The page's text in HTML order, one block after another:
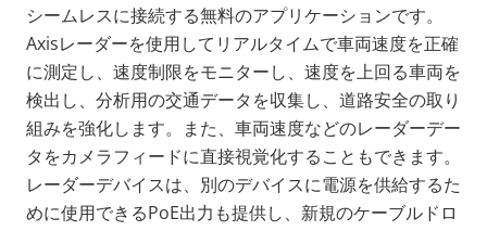
シームレスに接続する無料のアプリケーションです。
Axisレーダーを使用してリアルタイムで車両速度を正確
に測定し、速度制限をモニターし、速度を上回る車両を
検出し、分析用の交通データを収集し、道路安全の取り
組みを強化します。また、車両速度などのレーダーデー
タをカメラフィードに直接視覚化することもできます。
レーダーデバイスは、別のデバイスに電源を供給するた
めに使用できるPoE出力も提供し、新規のケーブルドロ